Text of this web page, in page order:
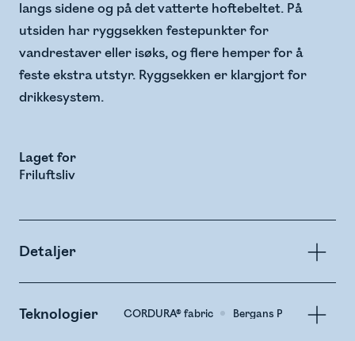
langs sidene og på det vatterte hoftebeltet. På
utsiden har ryggsekken festepunkter for
vandrestaver eller isøks, og flere hemper for å
feste ekstra utstyr. Ryggsekken er klargjort for
drikkesystem.
Laget for
Friluftsliv
Detaljer
Teknologier CORDURA® fabric Bergans PLUS™